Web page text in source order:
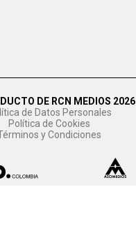
DE RCN MEDIOS 2026
de Datos Personales
Política de Cookies
y Condiciones